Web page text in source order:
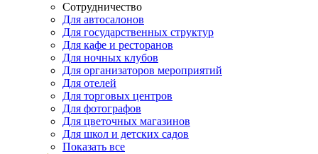
Сотрудничество
Для автосалонов
Для государственных структур
Для кафе и ресторанов
Для ночных клубов
Для организаторов мероприятий
Для отелей
Для торговых центров
Для фотографов
Для цветочных магазинов
Для школ и детских садов
Показать все